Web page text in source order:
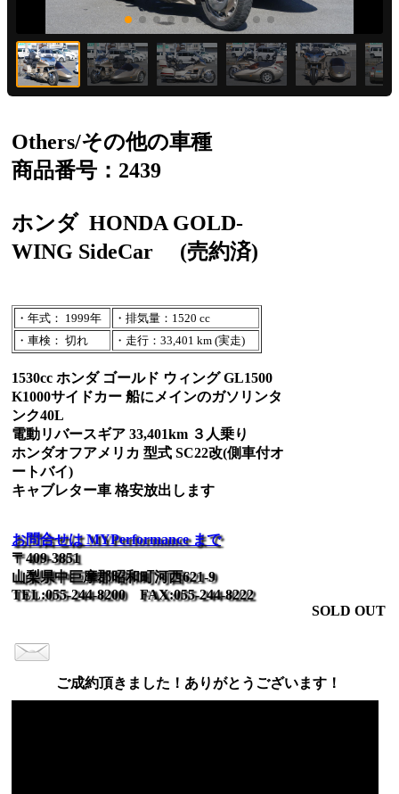
Others/その他の車種
商品番号：2439
ホンダ HONDA GOLD-
WING SideCar
(売約済)
・年式： 1999年
・排気量：1520 cc
・車検： 切れ
・走行：33,401 km (実走)
1530cc ホンダ ゴールド ウィング GL1500
K1000サイドカー 船にメインのガソリンタ
ンク40L
電動リバースギア 33,401km ３人乗り
ホンダオフアメリカ 型式 SC22改(側車付オ
ートバイ)
キャブレター車 格安放出します
お問合せは MYPerformance まで
〒409-3851
山梨県中巨摩郡昭和町河西621-9
TEL:055-244-8200 FAX:055-244-8222
SOLD OUT
ご成約頂きました！ありがとうございます！